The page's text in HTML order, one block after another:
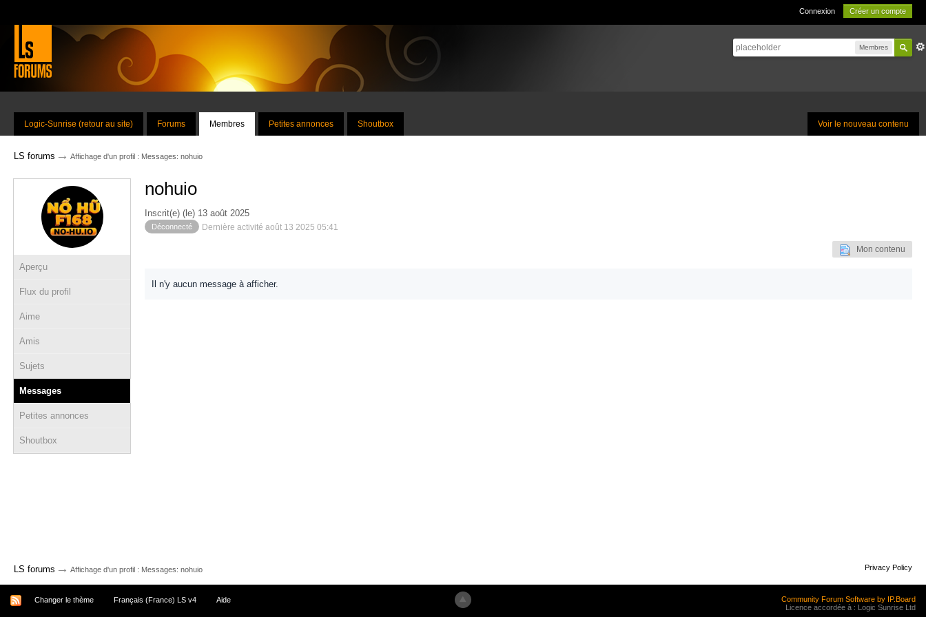
Connexion Créer un compte
Membres
Voir le nouveau contenu
Logic-Sunrise (retour au site) Forums Membres Petites annonces Shoutbox
LS forums → Affichage d'un profil : Messages: nohuio
Aperçu
Flux du profil
Aime
Amis
Sujets
Messages
Petites annonces
Shoutbox
nohuio
Inscrit(e) (le) 13 août 2025
Déconnecté Dernière activité août 13 2025 05:41
Mon contenu
Il n'y aucun message à afficher.
LS forums → Affichage d'un profil : Messages: nohuio Privacy Policy
Changer le thème Français (France) LS v4 Aide
Community Forum Software by IP.Board
Licence accordée à : Logic Sunrise Ltd